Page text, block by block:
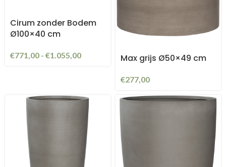
Cirum zonder Bodem
Ø100×40 cm
€771,00 - €1.055,00 Max grijs Ø50×49 cm
€277,00